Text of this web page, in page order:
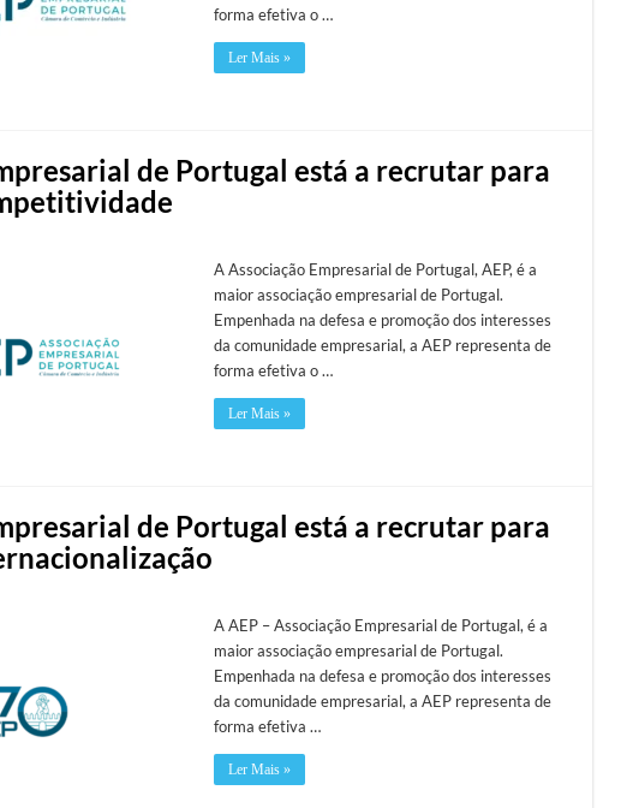
forma efetiva o …
Ler Mais »
de Portugal está a recrutar para
A Associação Empresarial de Portugal, AEP, é a
maior associação empresarial de Portugal.
Empenhada na defesa e promoção dos interesses
da comunidade empresarial, a AEP representa de
forma efetiva o …
Ler Mais »
de Portugal está a recrutar para
A AEP – Associação Empresarial de Portugal, é a
maior associação empresarial de Portugal.
Empenhada na defesa e promoção dos interesses
da comunidade empresarial, a AEP representa de
forma efetiva …
Ler Mais »